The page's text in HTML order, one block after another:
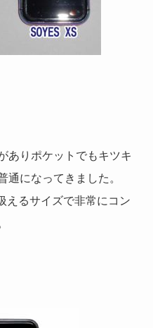
ありポケットでもキツキ
通になってきました。
えるサイズで非常にコン